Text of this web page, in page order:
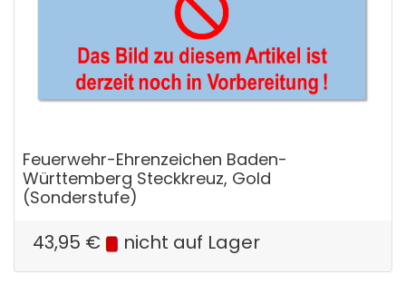
Feuerwehr-Ehrenzeichen Baden-
Württemberg Steckkreuz, Gold
(Sonderstufe)
43,95 € nicht auf Lager